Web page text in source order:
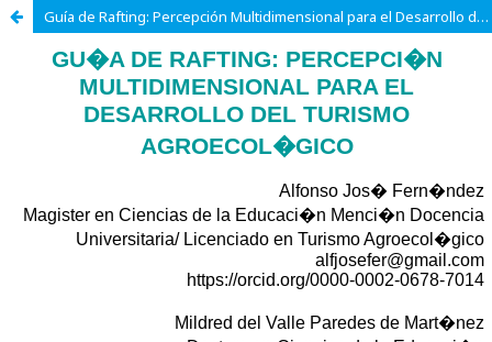
Guía de Rafting: Percepción Multidimensional para el Desarrollo del Turismo Agroecológico.